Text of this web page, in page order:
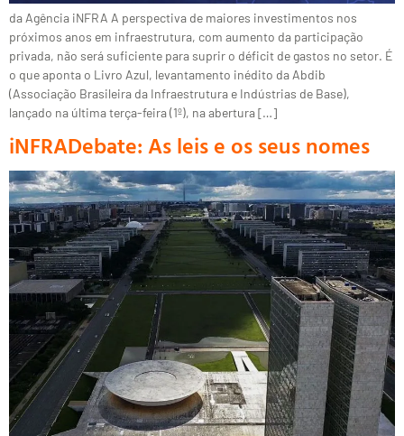
da Agência iNFRA A perspectiva de maiores investimentos nos
próximos anos em infraestrutura, com aumento da participação
privada, não será suficiente para suprir o déficit de gastos no setor. É
o que aponta o Livro Azul, levantamento inédito da Abdib
(Associação Brasileira da Infraestrutura e Indústrias de Base),
lançado na última terça-feira (1º), na abertura […]
iNFRADebate: As leis e os seus nomes